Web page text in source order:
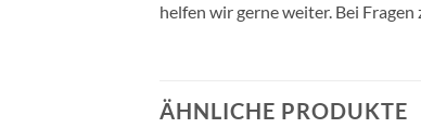
helfen wir gerne weiter. Bei
ÄHNLICHE PRODUKTE